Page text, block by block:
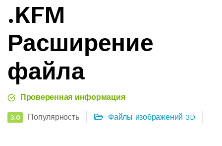
.KFM
Расширение
файла
Проверенная информация
3.0 Популярность Файлы изображений 3D